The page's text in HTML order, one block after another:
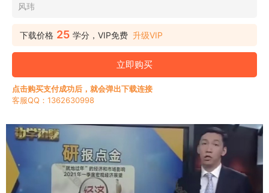
风玮
下载价格 25 学分，VIP免费 升级VIP
立即购买
点击购买支付成功后，就会弹出下载连接
客服QQ：1362630998